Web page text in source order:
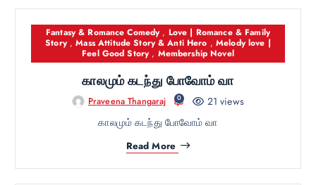
Fantasy & Romance Comedy, Love | Romance & Family
Story,Mass Attitude Story & Anti Hero ,Melody love |
Feel Good Story, Membership Novel
காலமும் கடந்து போவோம் வா
Praveena Thangaraj 0
21 views
காலமும் கடந்து போவோம் வா
Read More